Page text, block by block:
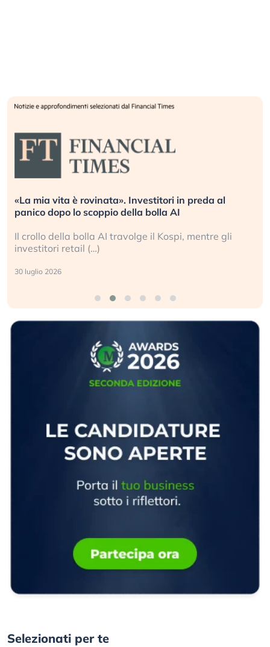
«La mia vita è rovinata». Investitori in preda al
panico dopo lo scoppio della bolla AI
Il crollo della bolla AI travolge il Kospi, mentre gli
investitori retail (…)
30 luglio 2026
Selezionati per te